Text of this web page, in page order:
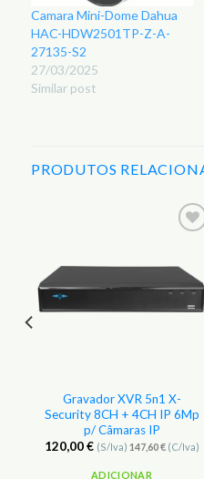
Camara Mini-Dome Dahua
HAC-HDW2501TP-Z-A-
27135-S2
27/03/2025
Similar post
PRODUTOS
Favoritos
Gravador XVR 5n1 X-
Security 8CH + 4CH IP 6Mp
p/ Câmaras IP
120,00€ (S/Iva) 147,60€(C/Iva)
ADICIONAR